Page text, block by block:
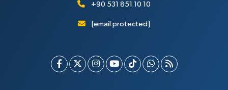
+90 531 851 10 10
[email protected]